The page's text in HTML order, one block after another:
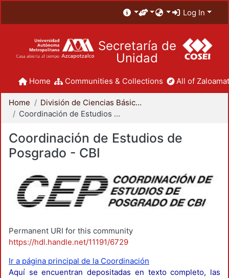
Log In
Secretaría de
Unidad
Home Communities & Collections All of
Home
División de Ciencias Básicas e Ingeniería
Coordinación de Estudios de Posgrado - CBI
Coordinación de Estudios de
Posgrado - CBI
Permanent URI for this community
https://hdl.handle.net/11191/6729
Ir a página principal de la Coordinación
Aquí se encuentran depositadas en texto completo, las